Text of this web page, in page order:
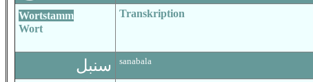
Wortstamm
Wort
Transkription
سنبل sanabala